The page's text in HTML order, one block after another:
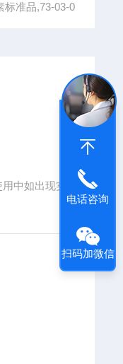
标准品,73-03-0
中如出现实
电话咨询
扫码加微信